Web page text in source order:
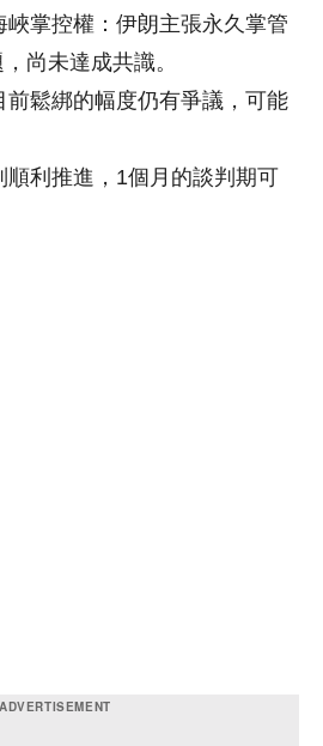
掌控權：伊朗主張永久掌管
尚未達成共識。
鬆綁的幅度仍有爭議，可能
利推進，1個月的談判期可